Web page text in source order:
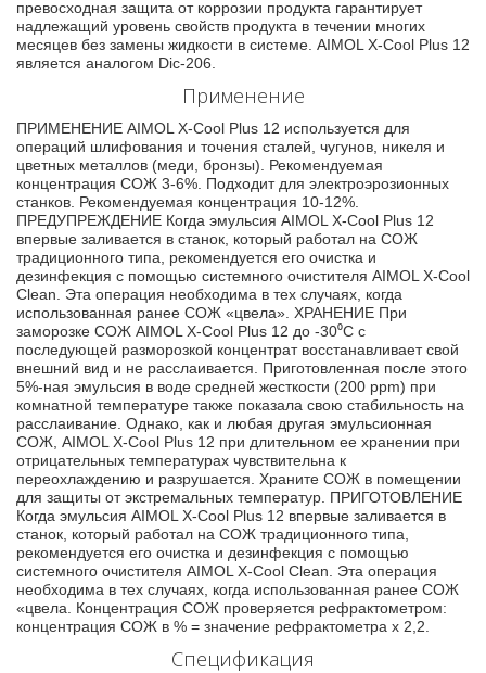
превосходная защита от коррозии продукта гарантирует
надлежащий уровень свойств продукта в течении многих
месяцев без замены жидкости в системе. AIMOL X-Cool Plus 12
является аналогом Dic-206.
Применение
ПРИМЕНЕНИЕ AIMOL X-Cool Plus 12 используется для
операций шлифования и точения сталей, чугунов, никеля и
цветных металлов (меди, бронзы). Рекомендуемая
концентрация СОЖ 3-6%. Подходит для электроэрозионных
станков. Рекомендуемая концентрация 10-12%.
ПРЕДУПРЕЖДЕНИЕ Когда эмульсия AIMOL X-Cool Plus 12
впервые заливается в станок, который работал на СОЖ
традиционного типа, рекомендуется его очистка и
дезинфекция с помощью системного очистителя AIMOL X-Cool
Clean. Эта операция необходима в тех случаях, когда
использованная ранее СОЖ «цвела». ХРАНЕНИЕ При
заморозке СОЖ AIMOL X-Cool Plus 12 до -30⁰С с
последующей разморозкой концентрат восстанавливает свой
внешний вид и не расслаивается. Приготовленная после этого
5%-ная эмульсия в воде средней жесткости (200 ppm) при
комнатной температуре также показала свою стабильность на
расслаивание. Однако, как и любая другая эмульсионная
СОЖ, AIMOL X-Cool Plus 12 при длительном ее хранении при
отрицательных температурах чувствительна к
переохлаждению и разрушается. Храните СОЖ в помещении
для защиты от экстремальных температур. ПРИГОТОВЛЕНИЕ
Когда эмульсия AIMOL X-Cool Plus 12 впервые заливается в
станок, который работал на СОЖ традиционного типа,
рекомендуется его очистка и дезинфекция с помощью
системного очистителя AIMOL X-Cool Clean. Эта операция
необходима в тех случаях, когда использованная ранее СОЖ
«цвела. Концентрация СОЖ проверяется рефрактометром:
концентрация СОЖ в % = значение рефрактометра x 2,2.
Спецификация